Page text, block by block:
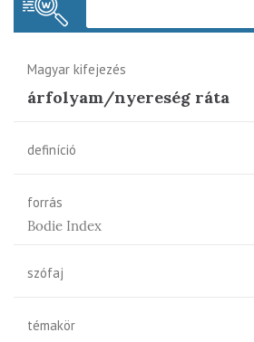
Magyar kifejezés
árfolyam/nyereség ráta
definíció
forrás
Bodie Index
szófaj
témakör